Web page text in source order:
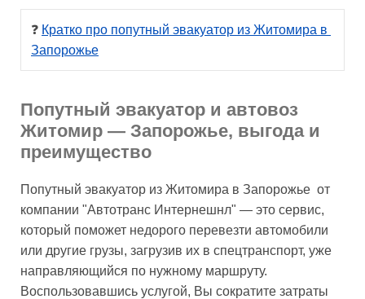
❓ Кратко про попутный эвакуатор из Житомира в
Запорожье
Попутный эвакуатор и автовоз
Житомир — Запорожье, выгода и
преимущество
Попутный эвакуатор из Житомира в Запорожье от
компании "Автотранс Интернешнл" — это сервис,
который поможет недорого перевезти автомобили
или другие грузы, загрузив их в спецтранспорт, уже
направляющийся по нужному маршруту.
Воспользовавшись услугой, Вы сократите затраты